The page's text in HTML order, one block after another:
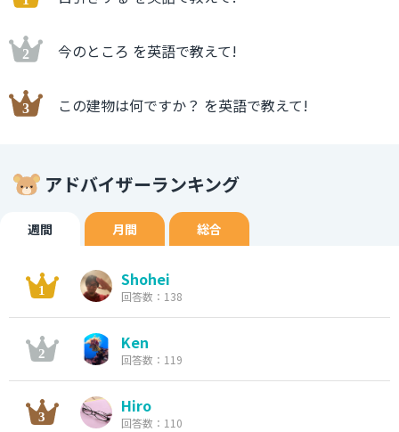
今のところ を英語で教えて!
この建物は何ですか？ を英語で教えて!
アドバイザーランキング
週間 月間 総合
Shohei
回答数：138
Ken
回答数：119
Hiro
回答数：110